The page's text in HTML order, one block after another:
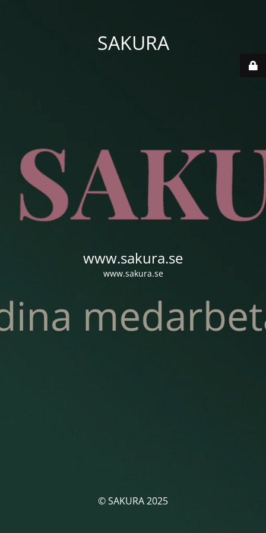
SAKURA
www.sakura.se
www.sakura.se
© SAKURA 2025